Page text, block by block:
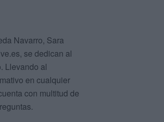
Navarro, Sara
se dedican al
Llevando al
en cualquier
con multitud de